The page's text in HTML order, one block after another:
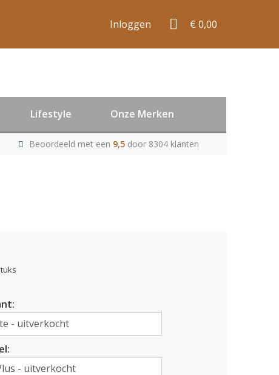
Inloggen € 0,00
Lifestyle Onze Merken
Beoordeeld met een 9,5 door 8304 klanten